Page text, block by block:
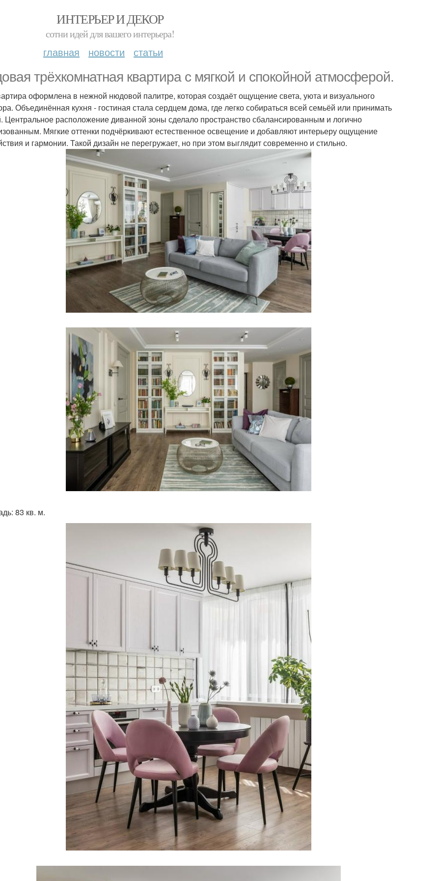
ИНТЕРЬЕР И ДЕКОР
сотни идей для вашего интерьера!
главная новости статьи
трёхкомнатная квартира с мягкой и спокойной атмосферой.
оформлена в нежной нюдовой палитре, которая создаёт ощущение света, уюта и визуального
Объединённая кухня - гостиная стала сердцем дома, где легко собираться всей семьёй или принимать
Центральное расположение диванной зоны сделало пространство сбалансированным и логично
Мягкие оттенки подчёркивают естественное освещение и добавляют интерьеру ощущение
и гармонии. Такой дизайн не перегружает, но при этом выглядит современно и стильно.
83 кв. м.